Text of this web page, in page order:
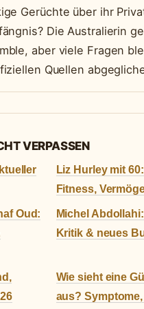
Gerüchte über ihr
Die Australierin
aber viele Fragen
Quellen
VERPASSEN
Liz Hurley mit
Fitness,
Oud:
Michel
Kritik & neues
Wie sieht eine
aus?